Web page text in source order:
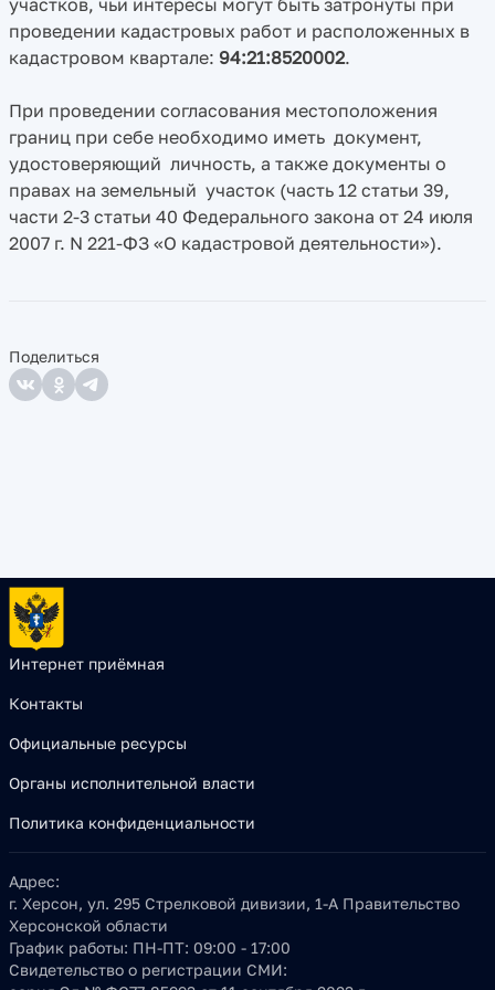
участков, чьи интересы могут быть затронуты при
проведении кадастровых работ и расположенных в
кадастровом квартале: 94:21:8520002.
При проведении согласования местоположения
границ при себе необходимо иметь документ,
удостоверяющий личность, а также документы о
правах на земельный участок (часть 12 статьи 39,
части 2-3 статьи 40 Федерального закона от 24 июля
2007 г. N 221-ФЗ «О кадастровой деятельности»).
Поделиться
Интернет приёмная
Контакты
Официальные ресурсы
Органы исполнительной власти
Политика конфиденциальности
Адрес:
г. Херсон, ул. 295 Стрелковой дивизии, 1-А Правительство
Херсонской области
График работы: ПН-ПТ: 09:00 - 17:00
Свидетельство о регистрации СМИ: